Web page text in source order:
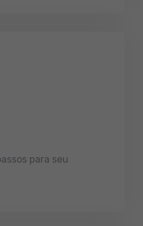
para seu